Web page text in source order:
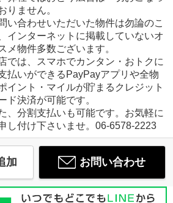
りません。
い合わせいただいた物件は勿論のこ
インターネットに掲載していないオ
メ物件多数ございます。
では、スマホでカンタン・おトクに
払いができるPayPayアプリや全物
イント・マイルが貯まるクレジット
ド決済が可能です。
、分割支払いも可能です。お気軽に
し付け下さいませ。06-6578-2223
加 お問い合わせ